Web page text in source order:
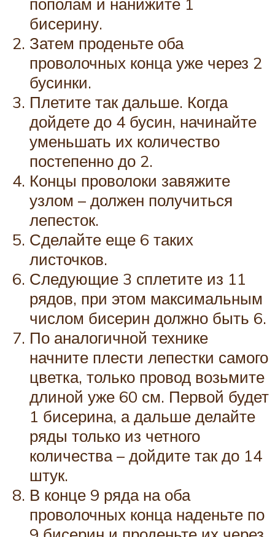
бисерину.
Затем проденьте оба
проволочных конца уже через 2
бусинки.
Плетите так дальше. Когда
дойдете до 4 бусин, начинайте
уменьшать их количество
постепенно до 2.
Концы проволоки завяжите
узлом – должен получиться
лепесток.
Сделайте еще 6 таких
листочков.
Следующие 3 сплетите из 11
рядов, при этом максимальным
числом бисерин должно быть 6.
По аналогичной технике
начните плести лепестки самого
цветка, только провод возьмите
длиной уже 60 см. Первой будет
1 бисерина, а дальше делайте
ряды только из четного
количества – дойдите так до 14
штук.
В конце 9 ряда на оба
проволочных конца наденьте по